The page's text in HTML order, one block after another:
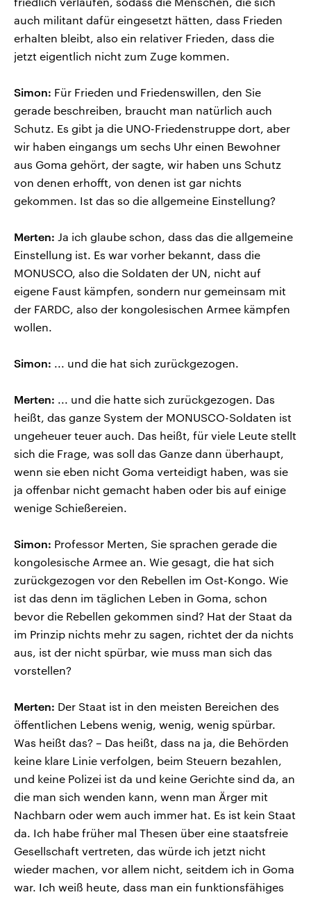
auch militant dafür eingesetzt hätten, dass Frieden
erhalten bleibt, also ein relativer Frieden, dass die
jetzt eigentlich nicht zum Zuge kommen.
Simon: Für Frieden und Friedenswillen, den Sie
gerade beschreiben, braucht man natürlich auch
Schutz. Es gibt ja die UNO-Friedenstruppe dort, aber
wir haben eingangs um sechs Uhr einen Bewohner
aus Goma gehört, der sagte, wir haben uns Schutz
von denen erhofft, von denen ist gar nichts
gekommen. Ist das so die allgemeine Einstellung?
Merten: Ja ich glaube schon, dass das die allgemeine
Einstellung ist. Es war vorher bekannt, dass die
MONUSCO, also die Soldaten der UN, nicht auf
eigene Faust kämpfen, sondern nur gemeinsam mit
der FARDC, also der kongolesischen Armee kämpfen
wollen.
Simon: ... und die hat sich zurückgezogen.
Merten: ... und die hatte sich zurückgezogen. Das
heißt, das ganze System der MONUSCO-Soldaten ist
ungeheuer teuer auch. Das heißt, für viele Leute stellt
sich die Frage, was soll das Ganze dann überhaupt,
wenn sie eben nicht Goma verteidigt haben, was sie
ja offenbar nicht gemacht haben oder bis auf einige
wenige Schießereien.
Simon: Professor Merten, Sie sprachen gerade die
kongolesische Armee an. Wie gesagt, die hat sich
zurückgezogen vor den Rebellen im Ost-Kongo. Wie
ist das denn im täglichen Leben in Goma, schon
bevor die Rebellen gekommen sind? Hat der Staat da
im Prinzip nichts mehr zu sagen, richtet der da nichts
aus, ist der nicht spürbar, wie muss man sich das
vorstellen?
Merten: Der Staat ist in den meisten Bereichen des
öffentlichen Lebens wenig, wenig, wenig spürbar.
Was heißt das? – Das heißt, dass na ja, die Behörden
keine klare Linie verfolgen, beim Steuern bezahlen,
und keine Polizei ist da und keine Gerichte sind da, an
die man sich wenden kann, wenn man Ärger mit
Nachbarn oder wem auch immer hat. Es ist kein Staat
da. Ich habe früher mal Thesen über eine staatsfreie
Gesellschaft vertreten, das würde ich jetzt nicht
wieder machen, vor allem nicht, seitdem ich in Goma
war. Ich weiß heute, dass man ein funktionsfähiges